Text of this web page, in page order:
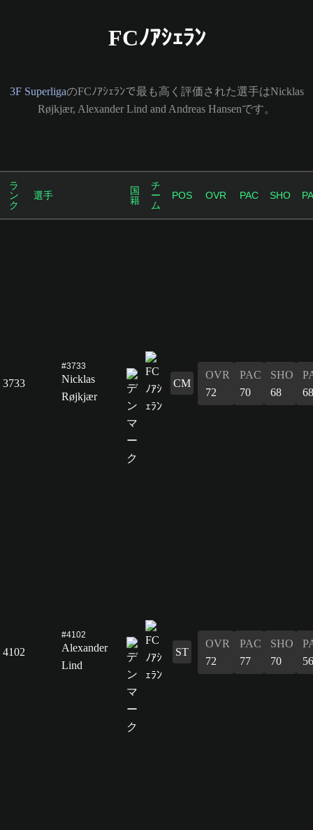
FCﾉｱｼｪﾗﾝ
3F SuperligaのFCﾉｱｼｪﾗﾝで最も高く評価された選手はNicklas
Røjkjær, Alexander Lind and Andreas Hansenです。
ラ
ン
ク
選手
国
籍
チ
ー
ム
POS OVR PAC SHO
3733
#3733
Nicklas
Røjkjær
CM
OVR
72
PAC
70
SHO
68
68
4102
#4102
Alexander
Lind
ST
OVR
72
PAC
77
SHO
70
56